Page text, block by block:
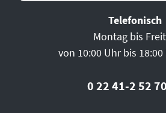
Telefonisch
Montag bis
von 10:00 Uhr bis
0 22 41-2 52